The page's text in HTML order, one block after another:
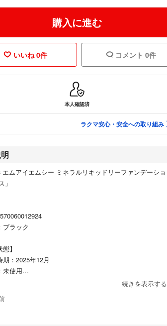
購入に進む
いいね 0件 コメント 0件
本人確認済
ラクマ安心・安全への取り組み
エムアイエムシー ミネラルリキッドリーファンデーショ
」
ブラック
態】
期：2025年12月
未使用
品です。
続きを表示する